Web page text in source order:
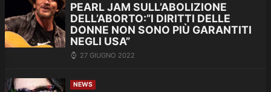
PEARL JAM SULL’ABOLIZIONE
DELL’ABORTO:”I DIRITTI DELLE
DONNE NON SONO PIÙ GARANTITI
NEGLI USA”
27 GIUGNO 2022
NEWS